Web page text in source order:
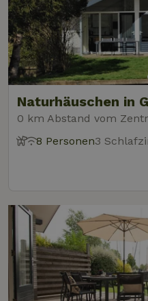
Naturhäuschen in
0 km Abstand vom
8 Personen3